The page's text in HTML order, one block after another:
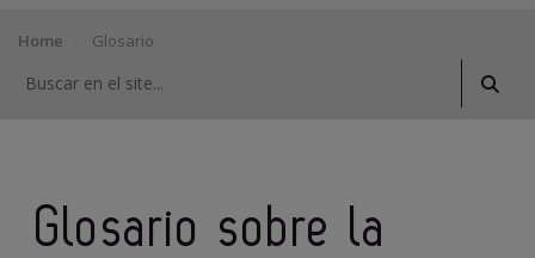
Home Glosario
Glosario sobre la